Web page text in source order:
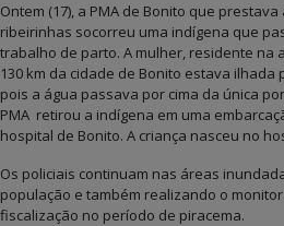
Ontem (17), a PMA de Bonito que
ribeirinhas socorreu uma indígena que
trabalho de parto. A mulher, residente na
130 km da cidade de Bonito estava
pois a água passava por cima da única
PMA retirou a indígena em uma
hospital de Bonito. A criança nasceu no
Os policiais continuam nas áreas
população e também realizando o
fiscalização no período de piracema.